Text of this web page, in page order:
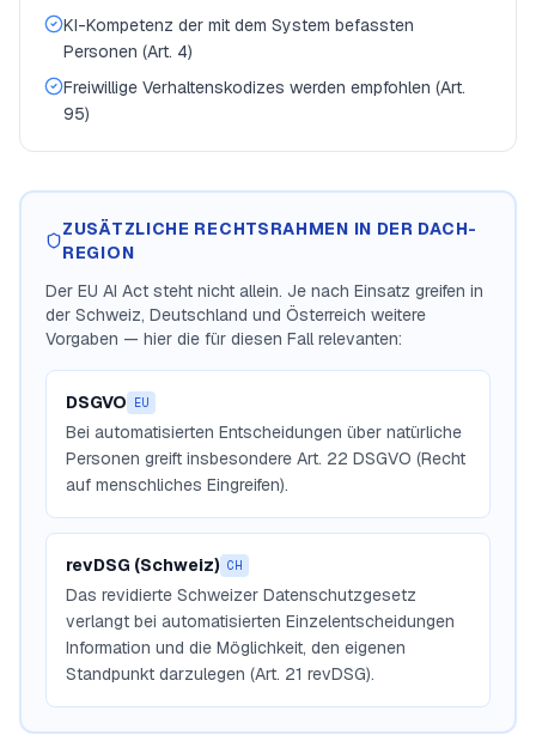
KI-Kompetenz der mit dem System befassten
Personen (Art. 4)
Freiwillige Verhaltenskodizes werden empfohlen (Art.
95)
ZUSÄTZLICHE RECHTSRAHMEN IN DER DACH-
REGION
Der EU AI Act steht nicht allein. Je nach Einsatz greifen in
der Schweiz, Deutschland und Österreich weitere
Vorgaben — hier die für diesen Fall relevanten:
DSGVO EU
Bei automatisierten Entscheidungen über natürliche
Personen greift insbesondere Art. 22 DSGVO (Recht
auf menschliches Eingreifen).
revDSG (Schweiz) CH
Das revidierte Schweizer Datenschutzgesetz
verlangt bei automatisierten Einzelentscheidungen
Information und die Möglichkeit, den eigenen
Standpunkt darzulegen (Art. 21 revDSG).